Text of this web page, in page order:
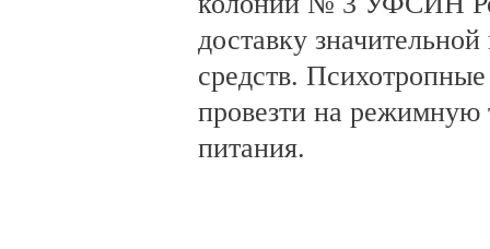
доставку
средств.
провезти на режимную
питания.